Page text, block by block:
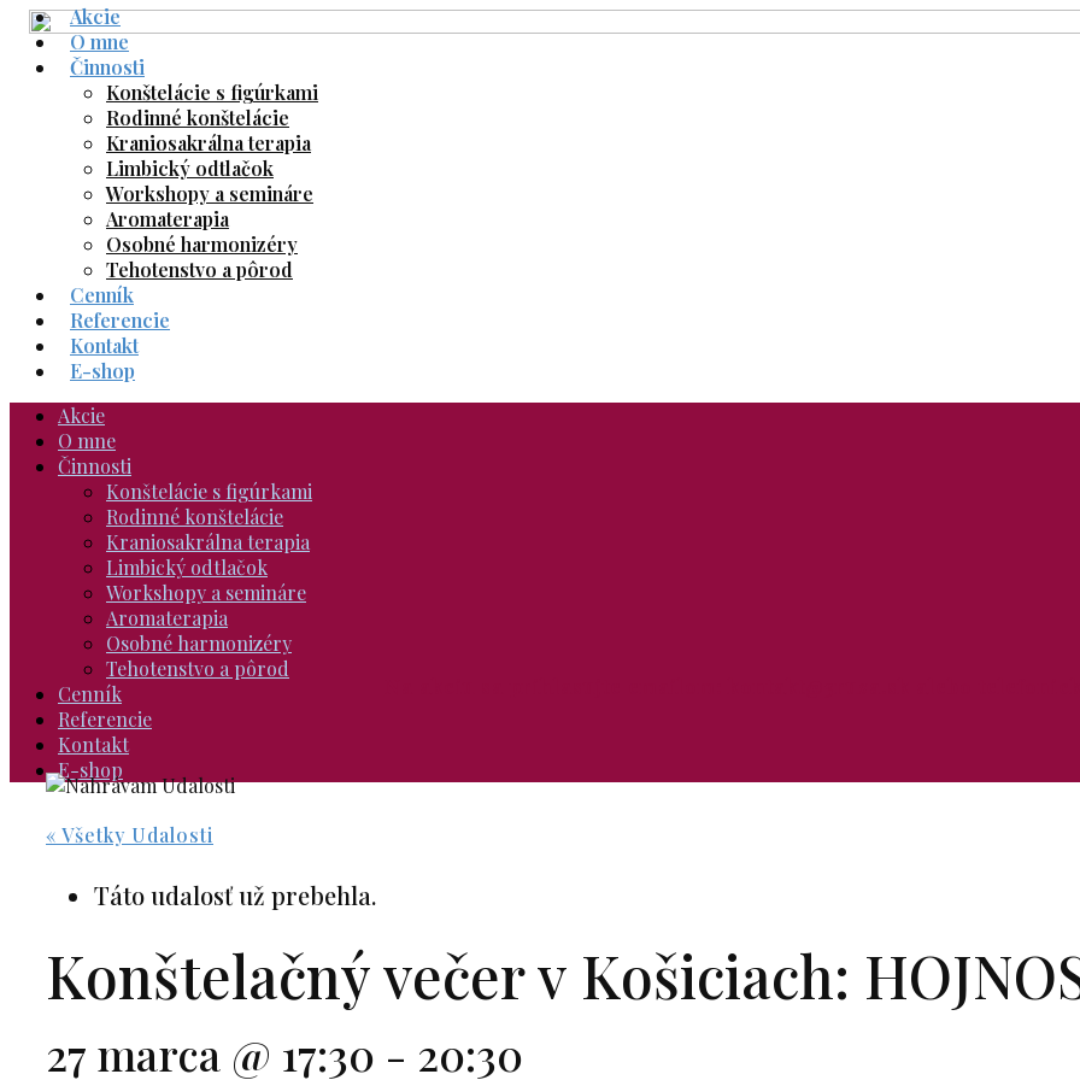
Skip
content
Akcie
O mne
Činnosti
Konštelácie s figúrkami
Rodinné konštelácie
Kraniosakrálna terapia
Limbický odtlačok
Workshopy a semináre
Aromaterapia
Osobné harmonizéry
Tehotenstvo a pôrod
Cenník
Referencie
Kontakt
E-shop
Akcie
O mne
Činnosti
Konštelácie s figúrkami
Rodinné konštelácie
Kraniosakrálna terapia
Limbický odtlačok
Workshopy a semináre
Aromaterapia
Osobné harmonizéry
Tehotenstvo a pôrod
Cenník
Referencie
Kontakt
E-shop
« Všetky Udalosti
Táto udalosť už prebehla.
Konštelačný večer v Košiciach:
27 marca @ 17:30 - 20:30